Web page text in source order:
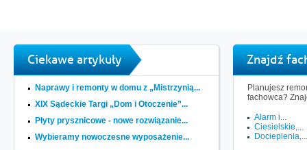
Ciekawe artykuły
Naprawy i remonty w domu z „Mistrzynią...
XIX Sądeckie Targi „Dom i Otoczenie”...
Płyty prysznicowe - nowe rozwiązanie...
Wybieramy nowoczesne wyposażenie...
Znajdź
Planujesz
fachowca?
Alarm i...
Ciesielskie,...
Docieplenia,...